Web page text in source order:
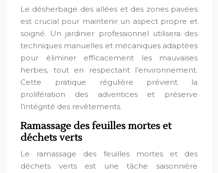
Le désherbage des allées et des zones pavées
est crucial pour maintenir un aspect propre et
soigné. Un jardinier professionnel utilisera des
techniques manuelles et mécaniques adaptées
pour éliminer efficacement les mauvaises
herbes, tout en respectant l’environnement.
Cette pratique régulière prévient la
prolifération des adventices et préserve
l’intégrité des revêtements.
Ramassage des feuilles mortes et
déchets verts
Le ramassage des feuilles mortes et des
déchets verts est une tâche saisonnière